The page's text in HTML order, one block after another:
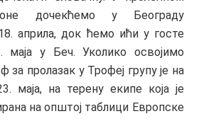
дочекћемо у Београду
априла, док ћемо ићи у госте
маја у Беч. Уколико освојимо
за пролазак у Трофеј групу је на
маја, на терену екипе која је
на општој таблици Европске